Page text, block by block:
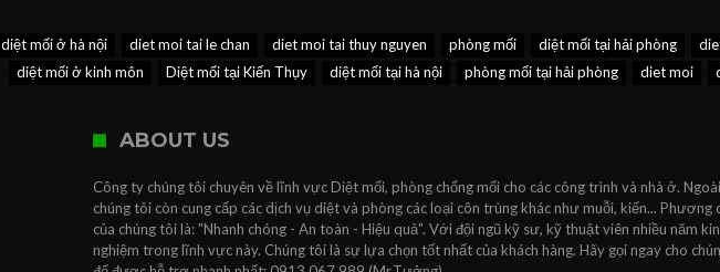
diệt mối ở hà nội diet moi tai le chan diet moi tai thuy nguyen phòng mối diệt mối tại hải phòng
diệt mối ở kinh môn
Diệt mối tại Kiến Thụy diệt mối tại hà nội phòng mối tại hải phòng diet moi
ABOUT US
Công ty chúng tôi chuyên về lĩnh vực Diệt mối, phòng chống mối cho các công trình và nhà ở.
chúng tôi còn cung cấp các dịch vụ diệt và phòng các loại côn trùng khác như muỗi, kiến... Phương
của chúng tôi là: "Nhanh chóng - An toàn - Hiệu quả". Với đội ngũ kỹ sư, kỹ thuật viên nhiều năm
nghiệm trong lĩnh vực này. Chúng tôi là sự lựa chọn tốt nhất của khách hàng. Hãy gọi ngay cho